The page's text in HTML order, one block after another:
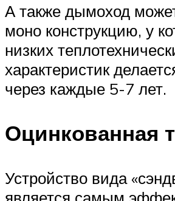
А также дымоход
моно конструкцию, у
низких
характеристик
через каждые 5-7 лет.
Оцинкованная
Устройство вида
является самым